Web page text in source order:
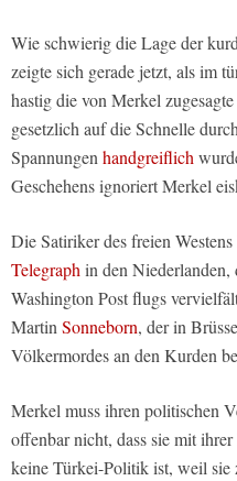
Wie schwierig die Lage der
zeigte sich gerade jetzt, als im
hastig die von Merkel
gesetzlich auf die Schnelle
Spannungen handgreiflich
Geschehens ignoriert Merkel
Die Satiriker des freien
Telegraph in den Niederlanden,
Washington Post flugs
Martin Sonneborn, der in
Völkermordes an den Kurden
Merkel muss ihren politischen
offenbar nicht, dass sie mit
keine Türkei-Politik ist, weil sie